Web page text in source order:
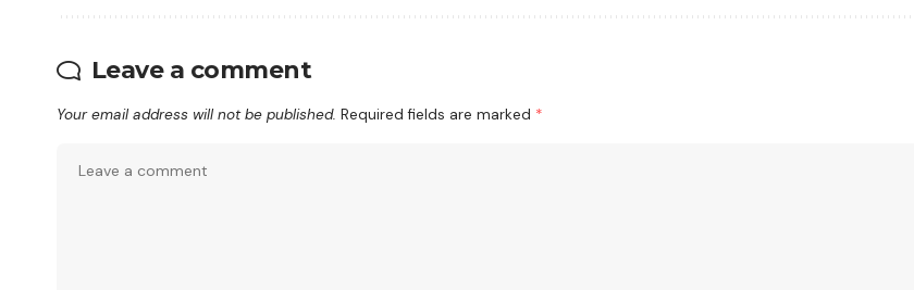
Leave a comment
Your email address will not be published. Required fields are marked *